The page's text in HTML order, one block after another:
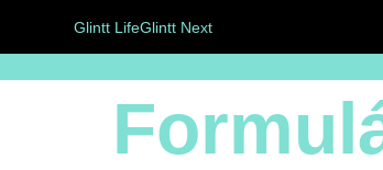
Glintt LifeGlintt Next